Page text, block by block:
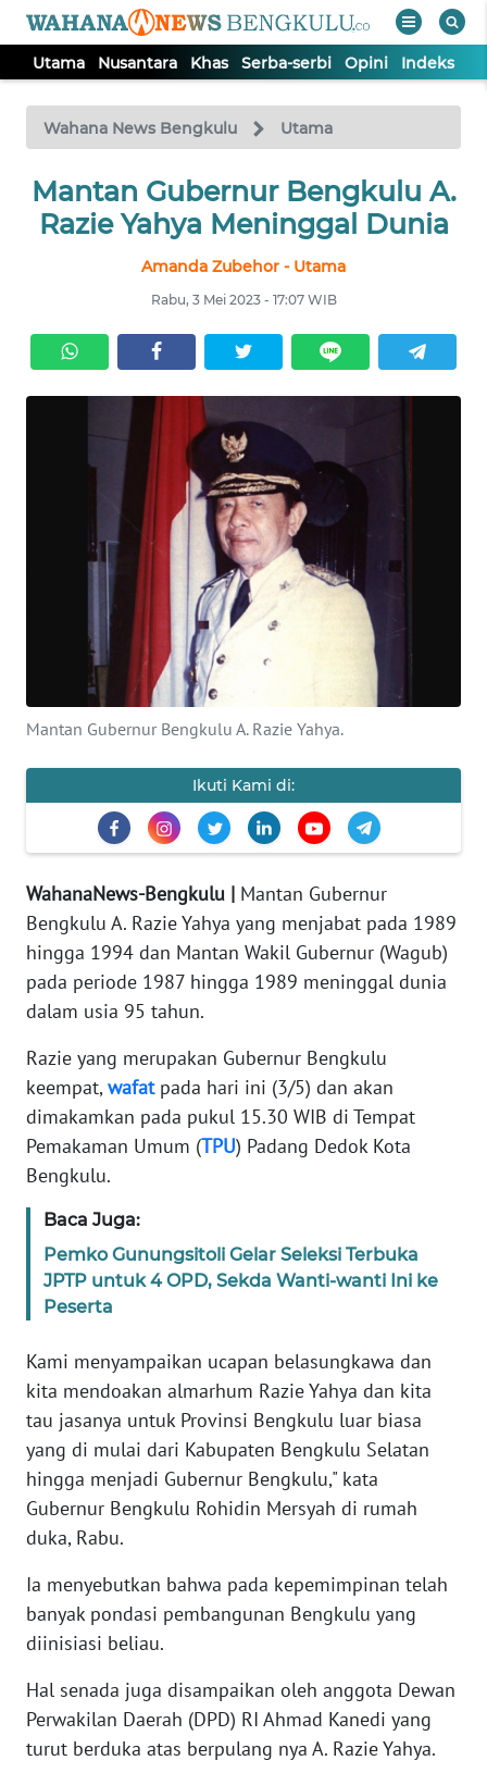
Utama Nusantara Khas Serba-serbi Opini Indeks
Wahana News Bengkulu Utama
Mantan Gubernur Bengkulu A.
Razie Yahya Meninggal Dunia
Amanda Zubehor - Utama
Rabu, 3 Mei 2023 - 17:07 WIB
Mantan Gubernur Bengkulu A. Razie Yahya.
Ikuti Kami di:
WahanaNews-Bengkulu | Mantan Gubernur
Bengkulu A. Razie Yahya yang menjabat pada 1989
hingga 1994 dan Mantan Wakil Gubernur (Wagub)
pada periode 1987 hingga 1989 meninggal dunia
dalam usia 95 tahun.
Razie yang merupakan Gubernur Bengkulu
keempat,wafatpada hari ini (3/5) dan akan
dimakamkan pada pukul 15.30 WIB di Tempat
Pemakaman Umum (TPU) Padang Dedok Kota
Bengkulu.
Baca Juga:
Pemko Gunungsitoli Gelar Seleksi Terbuka
JPTP untuk 4 OPD, Sekda Wanti-wanti Ini ke
Peserta
Kami menyampaikan ucapan belasungkawa dan
kita mendoakan almarhum Razie Yahya dan kita
tau jasanya untuk Provinsi Bengkulu luar biasa
yang di mulai dari Kabupaten Bengkulu Selatan
hingga menjadi Gubernur Bengkulu," kata
Gubernur Bengkulu Rohidin Mersyah di rumah
duka, Rabu.
Ia menyebutkan bahwa pada kepemimpinan telah
banyak pondasi pembangunan Bengkulu yang
diinisiasi beliau.
Hal senada juga disampaikan oleh anggota Dewan
Perwakilan Daerah (DPD) RI Ahmad Kanedi yang
turut berduka atas berpulang nya A. Razie Yahya.
TV
Tutup
UTAMA
SERBA-
SERBI
INFO
TENTANG
PEDOMAN
MEDIA
SIBER
REDAKSI
DISCLAIMER
Wahana
News
WN
SUMUT
JAKARTA
WN
JABAR
BANTEN
WN
KEPRI
WN
PAPUA